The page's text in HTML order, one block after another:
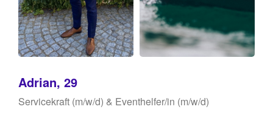
Adrian, 29
Servicekraft (m/w/d) & Eventhelfer/in (m/w/d)